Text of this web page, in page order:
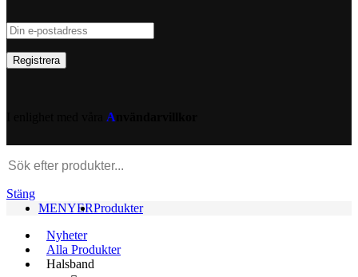
A
Stäng
MENYERProdukter
Nyheter
Alla Produkter
Halsband